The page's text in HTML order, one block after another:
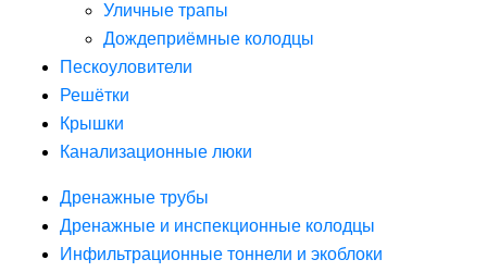
Уличные трапы
Дождеприёмные колодцы
Пескоуловители
Решётки
Крышки
Канализационные люки
Дренажные трубы
Дренажные и инспекционные колодцы
Инфильтрационные тоннели и экоблоки